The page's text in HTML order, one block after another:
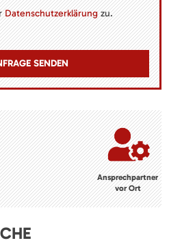
Datenschutzerklärungzu.
Ansprechpartner
vor Ort